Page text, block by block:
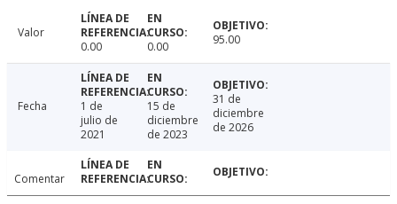
Valor
0.00
0.00 95.00
Fecha
1 de
julio de
2021
15 de
diciembre
de 2023
31 de
diciembre
de 2026
Comentar